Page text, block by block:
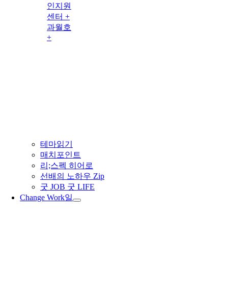
인지원
센터 +
과월호
+
테마읽기
매치포인트
리;스펙 히어로
선배의 노하우 Zip
굿 JOB 굿 LIFE
Change Work일